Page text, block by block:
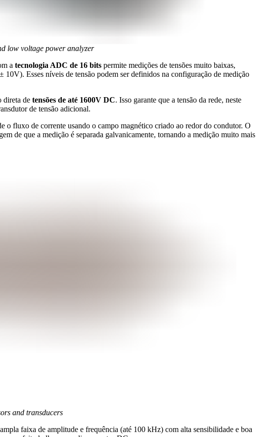
low voltage power analyzer
a tecnologia ADC de 16 bits permite medições de tensões muito baixas,
Esses níveis de tensão podem ser definidos na configuração de medição
direta de tensões de até 1600V DC. Isso garante que a tensão da rede, neste
de tensão adicional.
o fluxo de corrente usando o campo magnético criado ao redor do condutor. O
de que a medição é separada galvanicamente, tornando a medição muito mais
and transducers
faixa de amplitude e frequência (até 100 kHz) com alta sensibilidade e boa